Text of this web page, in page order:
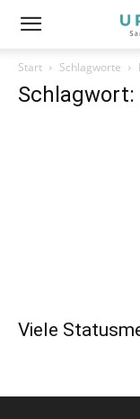
Start Schlagworte
Viele